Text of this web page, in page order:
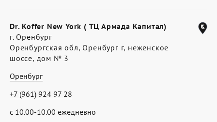
Dr. Koffer New York ( ТЦ Армада Капитал)
г. Оренбург
Оренбургская обл, Оренбург г, неженское
шоссе, дом № 3
Оренбург
с 10.00-10.00 ежедневно
+7 (961) 924 97 28